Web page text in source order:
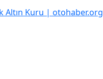
Altın Kuru | otohaber.org